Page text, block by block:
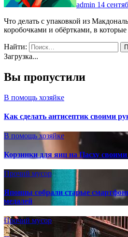
admin 14
Что делать с упаковкой из Макдональдса: всеми этими
коробочками и обёртками, в которые
Найти:
Загрузка...
Вы пропустили
В помощь хозяйке
Как сделать антисептик своими
В помощь хозяйке
Корзинки для яиц на Пасху
Прочий мусор
Японцы собрали старые
медалей
Прочий мусор